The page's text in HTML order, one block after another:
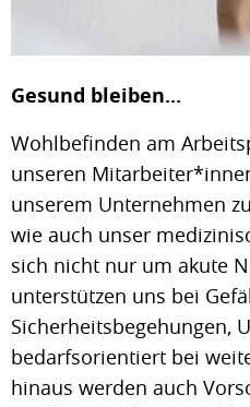
Gesund bleiben...
Wohlbefinden am
unseren
unserem Unternehmen
wie auch unser
sich nicht nur um akute
unterstützen uns bei
Sicherheitsbegehungen,
bedarfsorientiert bei
hinaus werden auch